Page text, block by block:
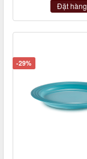
Đặt hàng
-29%